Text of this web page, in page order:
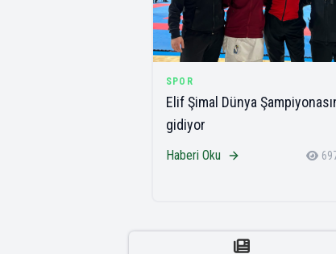
SPOR
Elif Şimal Dünya
gidiyor
Haberi Oku